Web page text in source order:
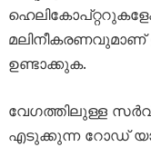
മലിനീകരണവുമാണ്
ഉണ്ടാക്കുക.
വേഗത്തിലുള്ള
എടുക്കുന്ന റോഡ്